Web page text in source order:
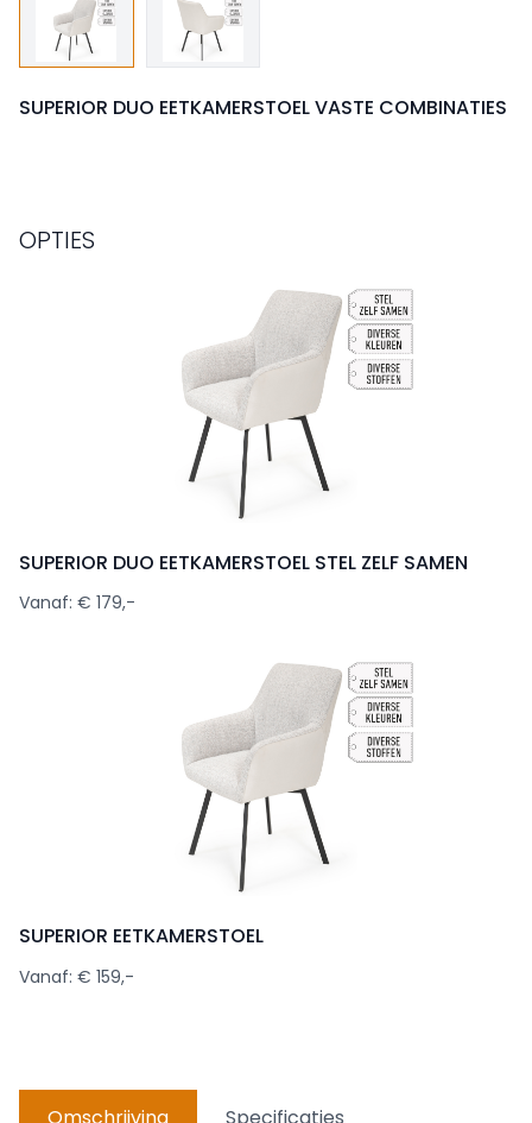
SUPERIOR DUO EETKAMERSTOEL VASTE COMBINATIES
OPTIES
SUPERIOR DUO EETKAMERSTOEL STEL ZELF SAMEN
Vanaf: € 179,-
SUPERIOR EETKAMERSTOEL
Vanaf: € 159,-